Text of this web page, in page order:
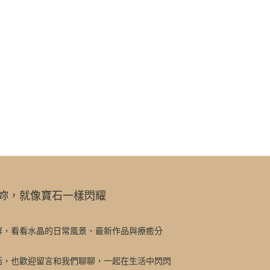
，就像寶石一樣閃耀
看看水晶的日常風景、最新作品與療癒分
也歡迎留言和我們聊聊，一起在生活中閃閃